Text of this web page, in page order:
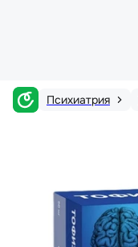
Психиатрия